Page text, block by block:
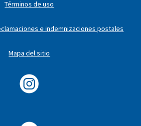
Términos de uso
e indemnizaciones postales
Mapa del sitio